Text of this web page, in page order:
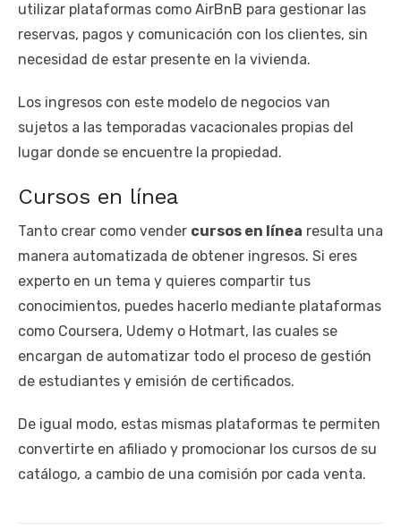
utilizar plataformas como AirBnB para gestionar las
reservas, pagos y comunicación con los clientes, sin
necesidad de estar presente en la vivienda.
Los ingresos con este modelo de negocios van
sujetos a las temporadas vacacionales propias del
lugar donde se encuentre la propiedad.
Cursos en línea
Tanto crear como vender cursos en línea resulta una
manera automatizada de obtener ingresos. Si eres
experto en un tema y quieres compartir tus
conocimientos, puedes hacerlo mediante plataformas
como Coursera, Udemy o Hotmart, las cuales se
encargan de automatizar todo el proceso de gestión
de estudiantes y emisión de certificados.
De igual modo, estas mismas plataformas te permiten
convertirte en afiliado y promocionar los cursos de su
catálogo, a cambio de una comisión por cada venta.